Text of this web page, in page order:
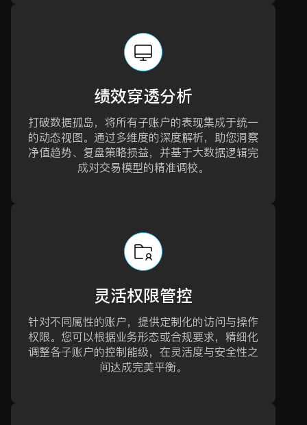
绩效穿透分析
打破数据孤岛，将所有子账户的表现集成于统一
的动态视图。通过多维度的深度解析，助您洞察
净值趋势、复盘策略损益，并基于大数据逻辑完
成对交易模型的精准调校。
灵活权限管控
针对不同属性的账户，提供定制化的访问与操作
权限。您可以根据业务形态或合规要求，精细化
调整各子账户的控制能级，在灵活度与安全性之
间达成完美平衡。